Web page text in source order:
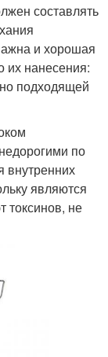
составлять
и хорошая
их нанесения:
подходящей
по
внутренних
являются
токсинов, не